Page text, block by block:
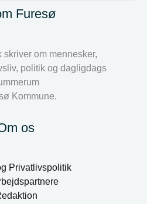
Furesø
skriver om mennesker,
politik og dagligdags
Kommune.
os
Privatlivspolitik